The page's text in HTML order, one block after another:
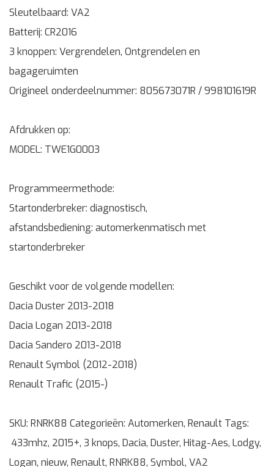
Sleutelbaard: VA2
Batterij: CR2016
3 knoppen: Vergrendelen, Ontgrendelen en
bagageruimten
Origineel onderdeelnummer: 805673071R / 998101619R
Afdrukken op:
MODEL: TWE1G0003
Programmeermethode:
Startonderbreker: diagnostisch,
afstandsbediening: automerkenmatisch met
startonderbreker
Geschikt voor de volgende modellen:
Dacia Duster 2013-2018
Dacia Logan 2013-2018
Dacia Sandero 2013-2018
Renault Symbol (2012-2018)
Renault Trafic (2015-)
SKU: RNRK88 Categorieën: Automerken, Renault Tags:
433mhz, 2015+, 3 knops, Dacia, Duster, Hitag-Aes, Lodgy,
Logan, nieuw, Renault, RNRK88, Symbol, VA2